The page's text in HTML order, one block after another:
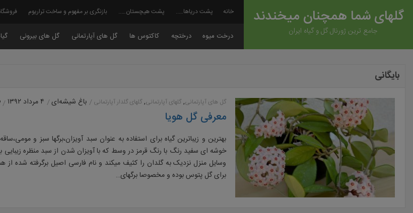
گلهای شما همچنان میخندند
جامع ترین ژورنال گل و گیاه ایران
خانه پشت دریاها….. پشت هیچستان….. بازنگری بر مفهوم و ساخت تراریوم
درخت میوه درختچه کاکتوس ها گل های آپارتمانی گل های بیرونی
بایگانی
گل های آپارتمانی, گلهای آپارتمانی, گلهای گلدار آپارتمانی باغ شیشه‌ای ۴ مرداد ۱۳۹۲
معرفی گل هویا
بهترین و زیباترین گیاه برای استفاده به عنوان سبد آویزان،برگها سبز و
خوشه ای سفید رنگ با رنگ قرمز در وسط که با آویزان شدن از سبد منظره زیبایی
وسایل منزل نزدیک به گلدان را کثیف میکند و نام فارسی اصیل برگرفته شده
برای گل پتوس بوده و مخصوصا برگهای…